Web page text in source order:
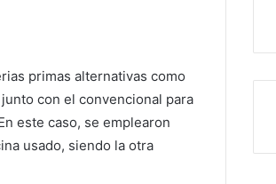
primas alternativas como
con el convencional para
este caso, se emplearon
usado, siendo la otra